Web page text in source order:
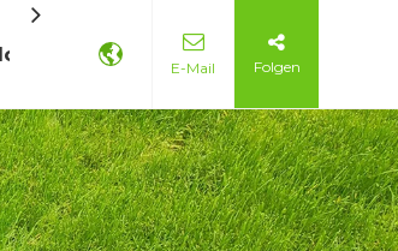
Kontaktieren Sie uns
E-Mail Folgen